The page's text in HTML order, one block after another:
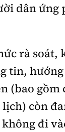
dân ứng
rà soát,
tin,
(bao gồm
còn
đi